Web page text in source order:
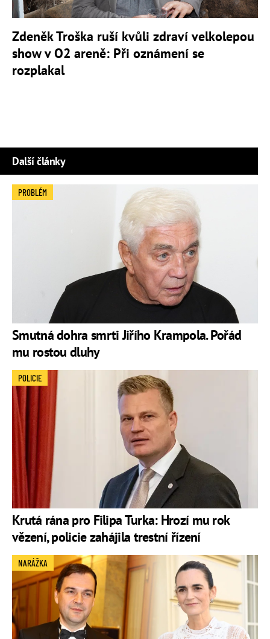
Zdeněk Troška ruší kvůli zdraví velkolepou
show v O2 areně: Při oznámení se
rozplakal
Další články
Smutná dohra smrti Jiřího Krampola. Pořád
mu rostou dluhy
PROBLÉM
Krutá rána pro Filipa Turka: Hrozí mu rok
vězení, policie zahájila trestní řízení
POLICIE
NARÁŽKA